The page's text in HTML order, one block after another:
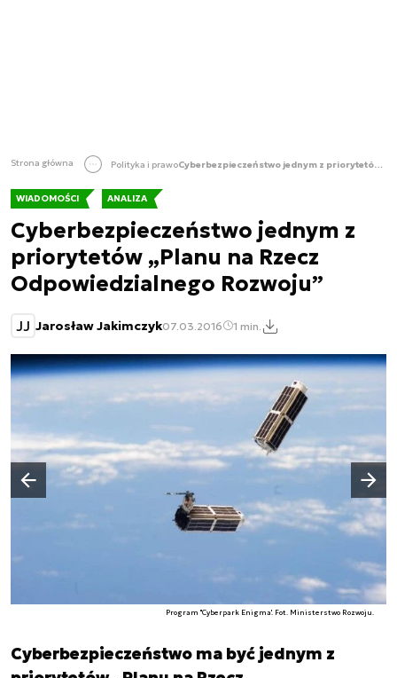
Strona główna Polityka i prawo Cyberbezpieczeństwo jednym z priorytetów „Planu na Rzecz Odpowiedzialnego Rozwoju”
WIADOMOŚCI ANALIZA
Cyberbezpieczeństwo jednym z
priorytetów „Planu na Rzecz
Odpowiedzialnego Rozwoju”
JJ Jarosław Jakimczyk07.03.2016 1 min.
Program "Cyberpark Enigma'. Fot. Ministerstwo Rozwoju.
Poprzedni slajd
Następny slajd
Cyberbezpieczeństwo ma być jednym z